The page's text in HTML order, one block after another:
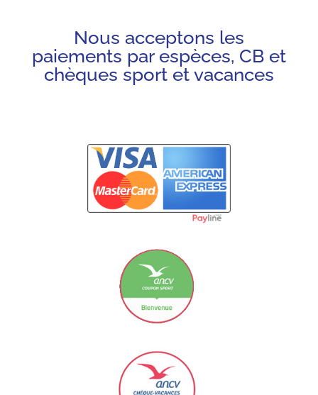
Nous acceptons les
paiements par espèces, CB et
chèques sport et vacances
Carte Bancaire